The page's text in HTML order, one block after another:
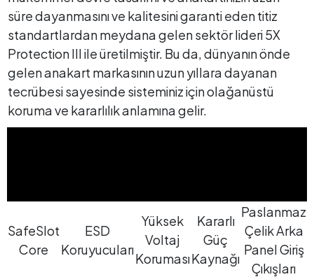
süre dayanmasını ve kalitesini garanti eden titiz
standartlardan meydana gelen sektör lideri 5X
Protection III ile üretilmiştir. Bu da, dünyanın önde
gelen anakart markasının uzun yıllara dayanan
tecrübesi sayesinde sisteminiz için olağanüstü
koruma ve kararlılık anlamına gelir.
SafeSlot
Core
ESD
Koruyucuları
Yüksek
Voltaj
Koruması
Kararlı
Güç
Kaynağı
Paslanmaz
Çelik Arka
Panel Giriş
Çıkışları